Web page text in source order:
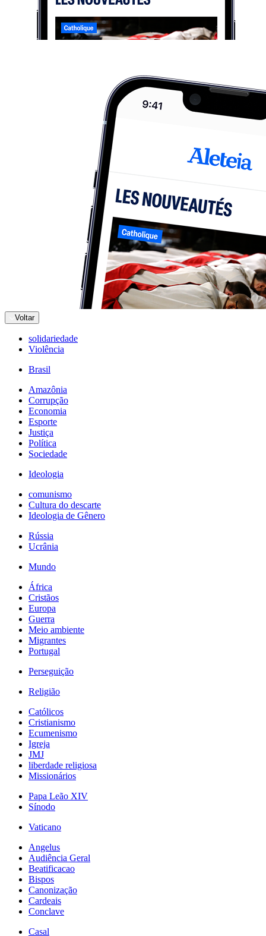
Voltar
solidariedade
Violência
Brasil
Amazônia
Corrupção
Economia
Esporte
Justiça
Política
Sociedade
Ideologia
comunismo
Cultura do descarte
Ideologia de Gênero
Rússia
Ucrânia
Mundo
África
Cristãos
Europa
Guerra
Meio ambiente
Migrantes
Portugal
Perseguição
Religião
Católicos
Cristianismo
Ecumenismo
Igreja
JMJ
liberdade religiosa
Missionários
Papa Leão XIV
Sínodo
Vaticano
Angelus
Audiência Geral
Beatificacao
Bispos
Canonização
Cardeais
Conclave
Casal